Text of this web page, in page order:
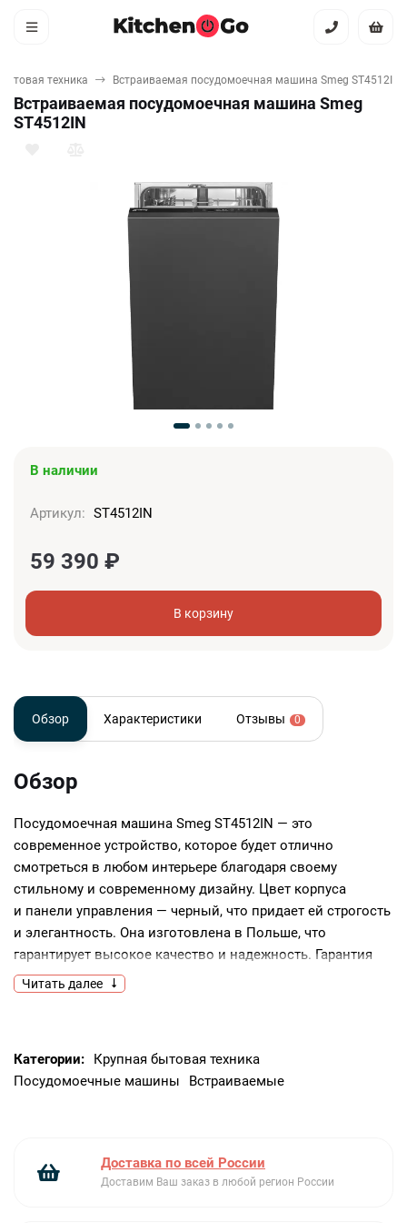
техника Встраиваемая посудомоечная машина Smeg ST4512IN
Встраиваемая посудомоечная машина Smeg
ST4512IN
В наличии
Артикул: ST4512IN
59 390 ₽
В корзину
Обзор Характеристики Отзывы 0
Обзор
Посудомоечная машина Smeg ST4512IN — это
современное устройство, которое будет отлично
смотреться в любом интерьере благодаря своему
стильному и современному дизайну. Цвет корпуса
и панели управления — черный, что придает ей строгость
и элегантность. Она изготовлена в Польше, что
гарантирует высокое качество и надежность. Гарантия
на устройство составляет 24 месяца.Особенности
и функции данной модели поражают своим
Управление осуществляется при помощи кнопок, что
делает процесс использования удобным и простым.
с самыми стойкими загрязнениями, а интенсивная
Читать далее
Категории:
Крупная бытовая техника
Посудомоечные машины
Встраиваемые
Доставка по всей России
Доставим Ваш заказ в любой регион России